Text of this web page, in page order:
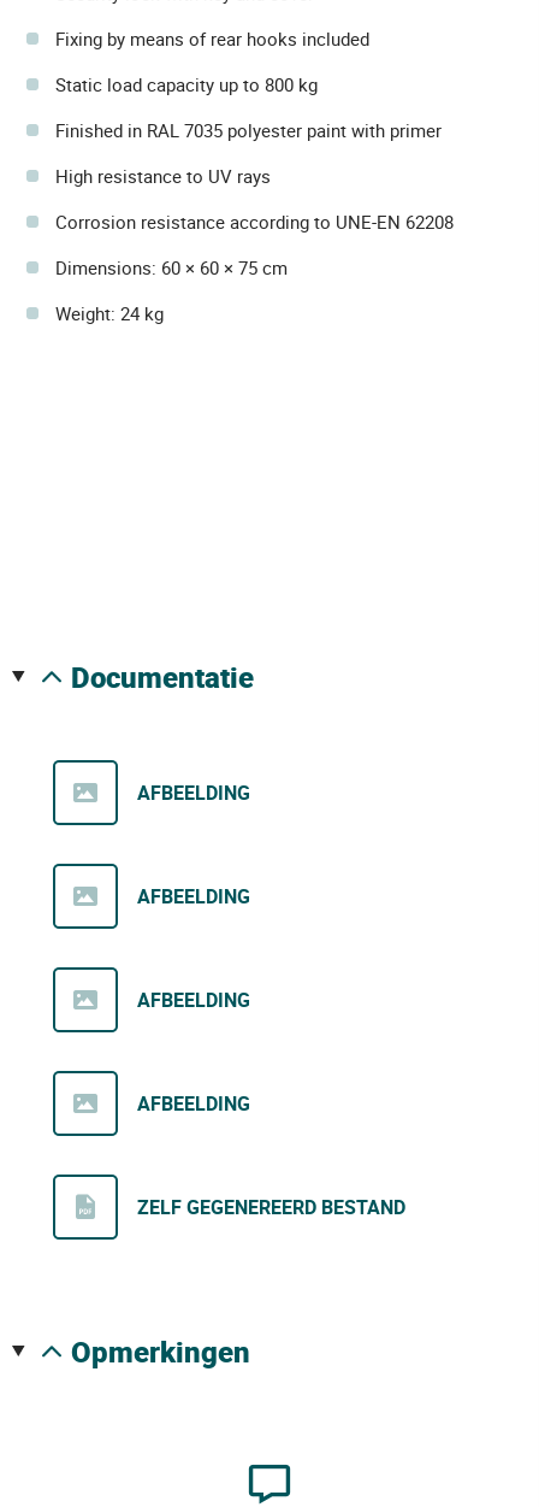
Fixing by means of rear hooks included
Static load capacity up to 800 kg
Finished in RAL 7035 polyester paint with primer
High resistance to UV rays
Corrosion resistance according to UNE-EN 62208
Dimensions: 60 × 60 × 75 cm
Weight: 24 kg
documentatie
AFBEELDING
AFBEELDING
AFBEELDING
AFBEELDING
ZELF GEGENEREERD BESTAND
opmerkingen